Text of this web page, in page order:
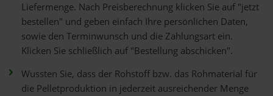
Liefermenge. Nach Preisberechnung klicken Sie auf "jetzt
bestellen" und geben einfach Ihre persönlichen Daten,
sowie den Terminwunsch und die Zahlungsart ein.
Klicken Sie schließlich auf "Bestellung abschicken".
Wussten Sie, dass der Rohstoff bzw. das Rohmaterial für
die Pelletproduktion in jederzeit ausreichender Menge